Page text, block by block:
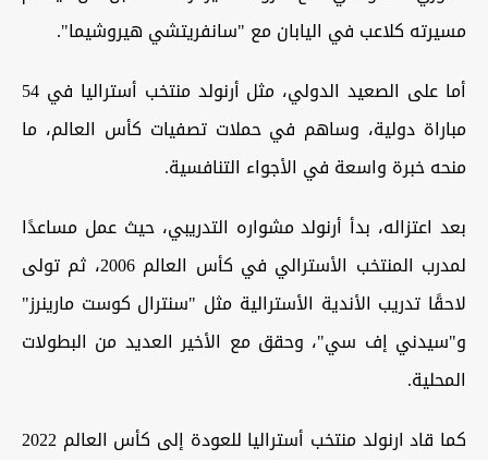
مسيرته كلاعب في اليابان مع "سانفريتشي هيروشيما".
أما على الصعيد الدولي، مثل أرنولد منتخب أستراليا في 54
مباراة دولية، وساهم في حملات تصفيات كأس العالم، ما
منحه خبرة واسعة في الأجواء التنافسية.
بعد اعتزاله، بدأ أرنولد مشواره التدريبي، حيث عمل مساعدًا
لمدرب المنتخب الأسترالي في كأس العالم 2006، ثم تولى
لاحقًا تدريب الأندية الأسترالية مثل "سنترال كوست مارينرز"
و"سيدني إف سي"، وحقق مع الأخير العديد من البطولات
المحلية.
كما قاد ارنولد منتخب أستراليا للعودة إلى كأس العالم 2022